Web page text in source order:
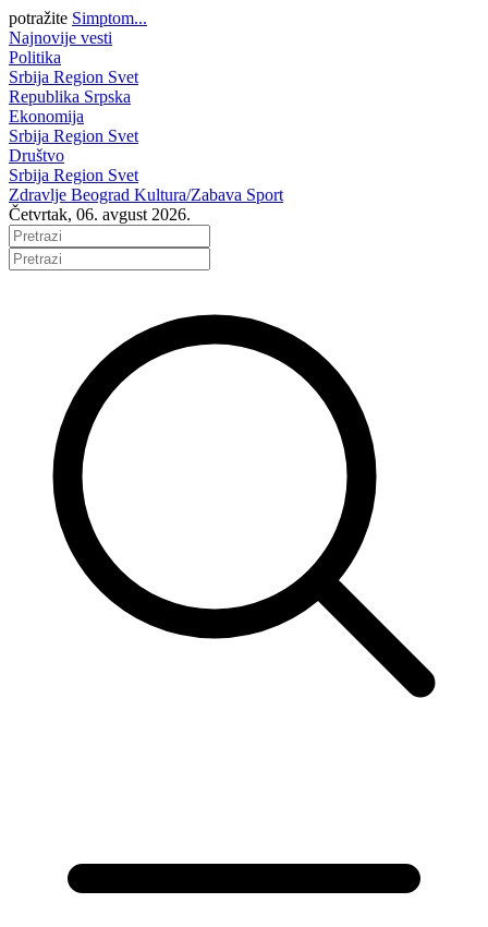
potražite Simptom...
Najnovije vesti
Politika
Srbija Region Svet
Republika Srpska
Ekonomija
Srbija Region Svet
Društvo
Srbija Region Svet
Zdravlje Beograd Kultura/Zabava Sport
Četvrtak, 06. avgust 2026.